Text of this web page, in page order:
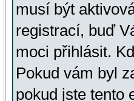
musí být
registrací, buď
moci přihlásit.
Pokud vám byl
pokud jste tento